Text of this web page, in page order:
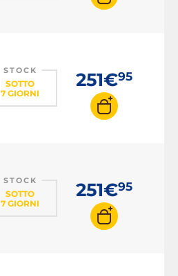
STOCK
SOTTO
7 GIORNI
251€95
STOCK
SOTTO
7 GIORNI
251€95